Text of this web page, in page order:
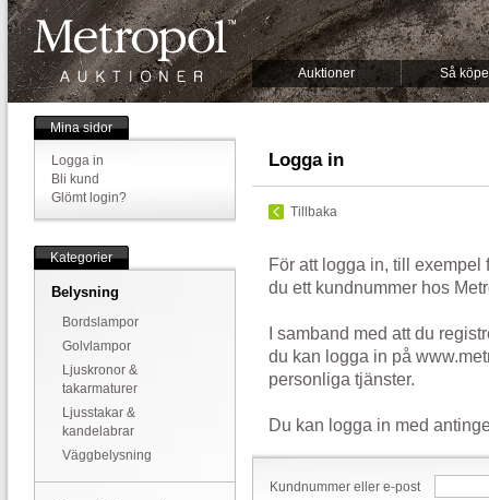
Auktioner Så
Mina sidor
Logga in
Bli kund
Glömt login?
Kategorier
Belysning
Bordslampor
Golvlampor
Ljuskronor &
takarmaturer
Ljusstakar &
kandelabrar
Väggbelysning
Logga in
Tillbaka
För att logga in, till exempel
du ett kundnummer hos
I samband med att du
du kan logga in på
personliga tjänster.
Du kan logga in med
Kundnummer eller e-post